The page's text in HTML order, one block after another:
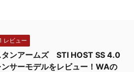
レビュー
タンアームズ STI HOST SS 4.0
サーモデルをレビュー！WAの